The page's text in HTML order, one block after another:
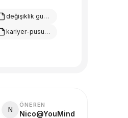
değişiklik günlüğü.md
kariyer-pusulası-test-verileri.md
N
ÖNEREN
Nico@YouMind